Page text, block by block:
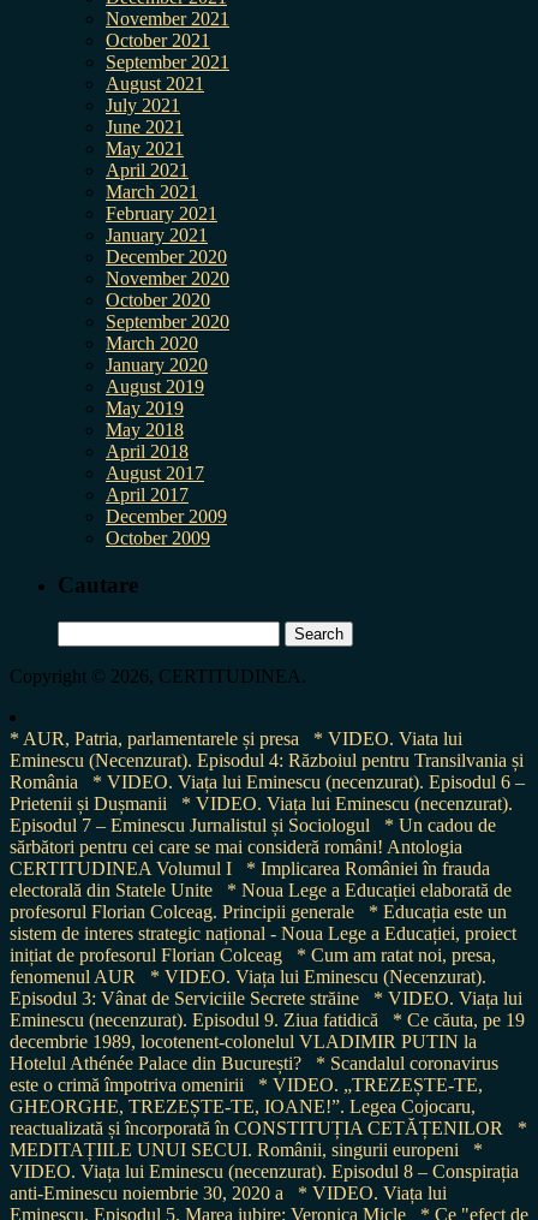
November 2021
October 2021
September 2021
August 2021
July 2021
June 2021
May 2021
April 2021
March 2021
February 2021
January 2021
December 2020
November 2020
October 2020
September 2020
March 2020
January 2020
August 2019
May 2019
May 2018
April 2018
August 2017
April 2017
December 2009
October 2009
Cautare
for:
Copyright © 2026, CERTITUDINEA.
* AUR, Patria, parlamentarele și presa
* VIDEO. Viata lui
Eminescu (Necenzurat). Episodul 4: Războiul pentru Transilvania și
România
* VIDEO. Viața lui Eminescu (necenzurat). Episodul 6 –
Prietenii și Dușmanii
* VIDEO. Viața lui Eminescu (necenzurat).
Episodul 7 – Eminescu Jurnalistul și Sociologul
* Un cadou de
sărbători pentru cei care se mai consideră români! Antologia
CERTITUDINEA Volumul I
* Implicarea României în frauda
electorală din Statele Unite
* Noua Lege a Educației elaborată de
profesorul Florian Colceag. Principii generale
* Educația este un
sistem de interes strategic național - Noua Lege a Educației, proiect
inițiat de profesorul Florian Colceag
* Cum am ratat noi, presa,
fenomenul AUR
* VIDEO. Viața lui Eminescu (Necenzurat).
Episodul 3: Vânat de Serviciile Secrete străine
* VIDEO. Viața lui
Eminescu (necenzurat). Episodul 9. Ziua fatidică
* Ce căuta, pe 19
decembrie 1989, locotenent-colonelul VLADIMIR PUTIN la
Hotelul Athénée Palace din București?
* Scandalul coronavirus
este o crimă împotriva omenirii
* VIDEO. „TREZEȘTE-TE,
GHEORGHE, TREZEȘTE-TE, IOANE!”. Legea Cojocaru,
reactualizată și încorporată în CONSTITUȚIA CETĂȚENILOR
*
MEDITAȚIILE UNUI SECUI. Românii, singurii europeni
*
VIDEO. Viața lui Eminescu (necenzurat). Episodul 8 – Conspirația
anti-Eminescu noiembrie 30, 2020 a
* VIDEO. Viața lui
Eminescu. Episodul 5. Marea iubire: Veronica Micle
* Ce "efect de